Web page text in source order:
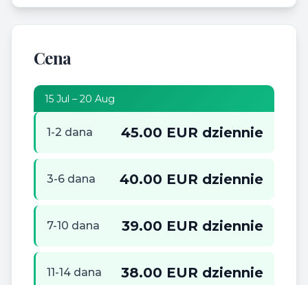
Cena
15 Jul – 20 Aug
1-2 dana 45.00 EUR dziennie
3-6 dana 40.00 EUR dziennie
7-10 dana 39.00 EUR dziennie
11-14 dana 38.00 EUR dziennie